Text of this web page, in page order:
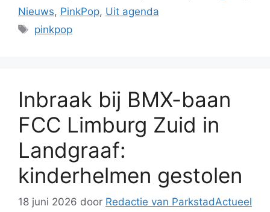
Nieuws, PinkPop, Uit agenda
Tags
pinkpop
Inbraak bij BMX-baan
FCC Limburg Zuid in
Landgraaf:
kinderhelmen gestolen
18 juni 2026 door Redactie van ParkstadActueel